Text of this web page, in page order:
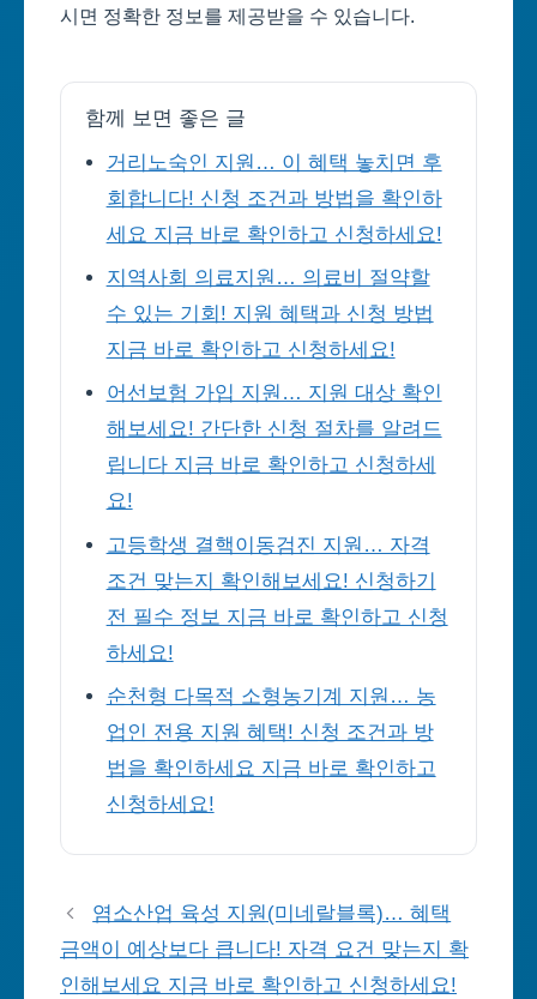
시면 정확한 정보를 제공받을 수 있습니다.
함께 보면 좋은 글
거리노숙인 지원… 이 혜택 놓치면 후
회합니다! 신청 조건과 방법을 확인하
세요 지금 바로 확인하고 신청하세요!
지역사회 의료지원… 의료비 절약할
수 있는 기회! 지원 혜택과 신청 방법
지금 바로 확인하고 신청하세요!
어선보험 가입 지원… 지원 대상 확인
해보세요! 간단한 신청 절차를 알려드
립니다 지금 바로 확인하고 신청하세
요!
고등학생 결핵이동검진 지원… 자격
조건 맞는지 확인해보세요! 신청하기
전 필수 정보 지금 바로 확인하고 신청
하세요!
순천형 다목적 소형농기계 지원… 농
업인 전용 지원 혜택! 신청 조건과 방
법을 확인하세요 지금 바로 확인하고
신청하세요!
염소산업 육성 지원(미네랄블록)… 혜택
금액이 예상보다 큽니다! 자격 요건 맞는지 확
인해보세요 지금 바로 확인하고 신청하세요!